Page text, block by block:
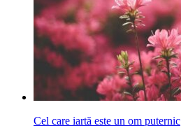
Cel care iartă este un om puternic